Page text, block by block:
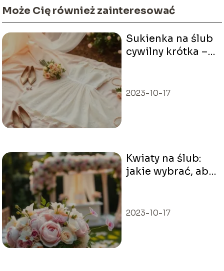
Może Cię również zainteresować
Sukienka na ślub
cywilny krótka –
2023-10-17
Kwiaty na ślub:
jakie wybrać, aby
2023-10-17